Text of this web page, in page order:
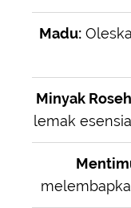
Madu:
Minyak
lemak